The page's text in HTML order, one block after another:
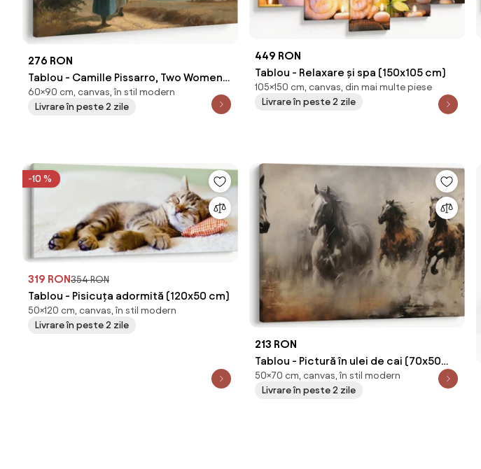
276 RON
Tablou - Camille Pissarro, Two Women
Chatting by the Sea, St. Thomas,
reproducere (90x60 cm)
60×90 cm, canvas, în stil modern
Livrare în peste 2 zile
449 RON
Tablou - Relaxare și spa (150x105 cm)
105×150 cm, canvas, din mai multe piese
Livrare în peste 2 zile
-10 %
319 RON354 RON
Tablou - Pisicuța adormită (120x50 cm)
50×120 cm, canvas, în stil modern
Livrare în peste 2 zile
213 RON
Tablou - Pictură în ulei de cai (70x50
cm)
50×70 cm, canvas, în stil modern
Livrare în peste 2 zile